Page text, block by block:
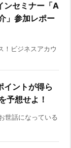
ンセミナー「A
」参加レポー
！ビジネスアカウ
ントが得ら
予想せよ！
世話になっている